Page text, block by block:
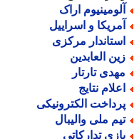
اراک
و اسراییل
مرکزی
العابدین
تارتار
نتایج
الکترونیکی
ملی والیبال
تدارکاتی